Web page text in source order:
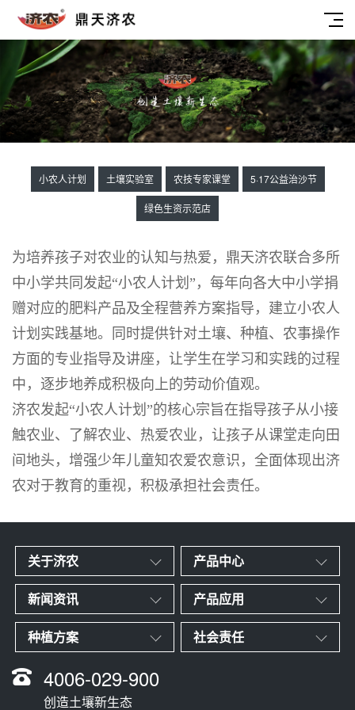
小农人计划 土壤实验室 农技专家课堂 5·17公益治沙节
绿色生资示范店
为培养孩子对农业的认知与热爱，鼎天济农联合多所
中小学共同发起“小农人计划 ”，每年向各大中小学捐
赠对应的肥料产品及全程营养方案指导，建立小农人
计划实践基地。同时提供针对土壤、种植、农事操作
方面的专业指导及讲座，让学生在学习和实践的过程
中，逐步地养成积极向上的劳动价值观。
济农发起“小农人计划 ”的核心宗旨在指导孩子从小接
触农业、了解农业、热爱农业，让孩子从课堂走向田
间地头，增强少年儿童知农爱农意识，全面体现出济
农对于教育的重视，积极承担社会责任。
关于济农 产品中心
新闻资讯 产品应用
种植方案 社会责任
4006-029-900
创造土壤新生态